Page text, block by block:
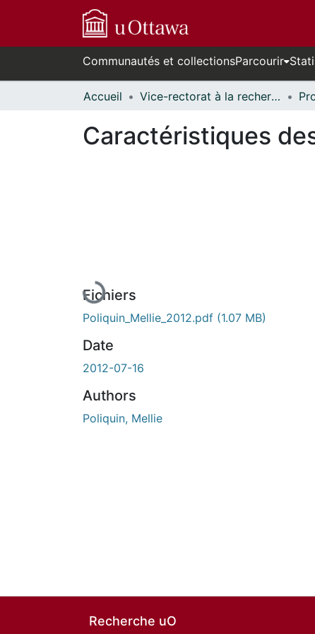
Communautés et collectionsParcourir
Accueil Vice-rectorat à la recherche // Office of the V-P, Research
Caractéristiques
En cours de chargement...
Fichiers
Poliquin_Mellie_2012.pdf (1.07 MB)
Date
2012-07-16
Authors
Poliquin, Mellie
Recherche uO